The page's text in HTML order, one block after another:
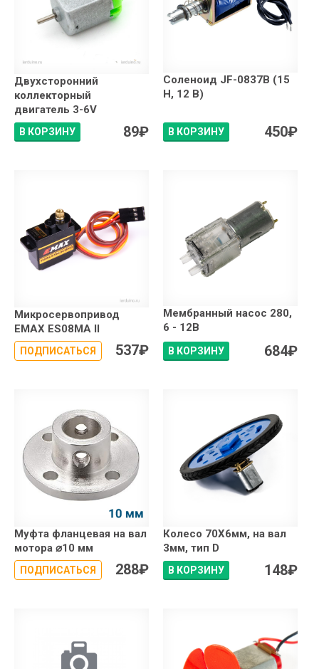
Двухсторонний
коллекторный
двигатель 3-6V
В КОРЗИНУ 89₽
Соленоид JF-0837B (15
Н, 12 В)
В КОРЗИНУ 450₽
Микросервопривод
EMAX ES08MA II
ПОДПИСАТЬСЯ 537₽
Мембранный насос 280,
6 - 12В
В КОРЗИНУ 684₽
Муфта фланцевая на вал
мотора ⌀10 мм
ПОДПИСАТЬСЯ 288₽
Колесо 70X6мм, на вал
3мм, тип D
В КОРЗИНУ 148₽